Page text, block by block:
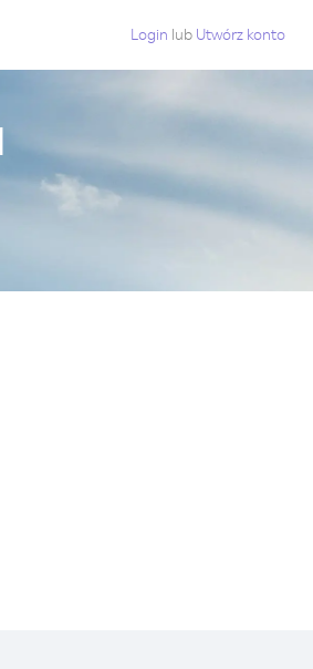
Login lub Utwórz konto